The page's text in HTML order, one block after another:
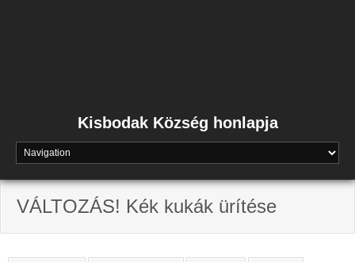
Kisbodak Község honlapja
VÁLTOZÁS! Kék kukák ürítése